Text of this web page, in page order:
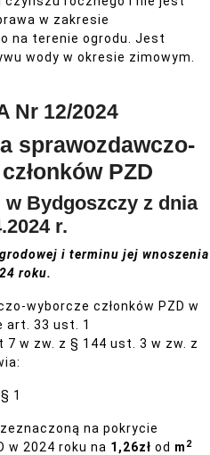
w zakresie
na terenie ogrodu. Jest
wody w okresie zimowym.
Nr 12/2024
sprawozdawczo-
PZD
w Bydgoszczy z dnia
r.
i terminu jej wnoszenia
roku.
wyborcze członków PZD w
art. 33 ust. 1
w zw. z § 144 ust. 3 w zw. z
§ 1
na pokrycie
w 2024 roku na 1,26zł od m 2